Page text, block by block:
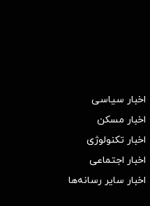
اخبار سیاسی
اخبار مسکن
اخبار تکنولوژی
اخبار اجتماعی
اخبار سایر رسانه‌‌ها